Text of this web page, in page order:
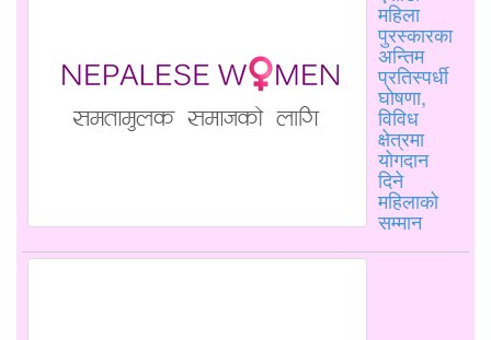
महिला
पुरस्कारका
अन्तिम
प्रतिस्पर्धी
घोषणा,
विविध
क्षेत्रमा
योगदान
दिने
महिलाको
सम्मान